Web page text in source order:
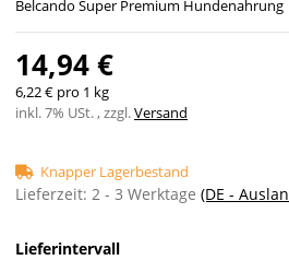
Belcando Super Premium Hundenahrung
14,94 €
6,22 € pro 1 kg
inkl. 7% USt. , zzgl.Versand
Knapper Lagerbestand
Lieferzeit: 2 - 3 Werktage (DE -
Lieferintervall